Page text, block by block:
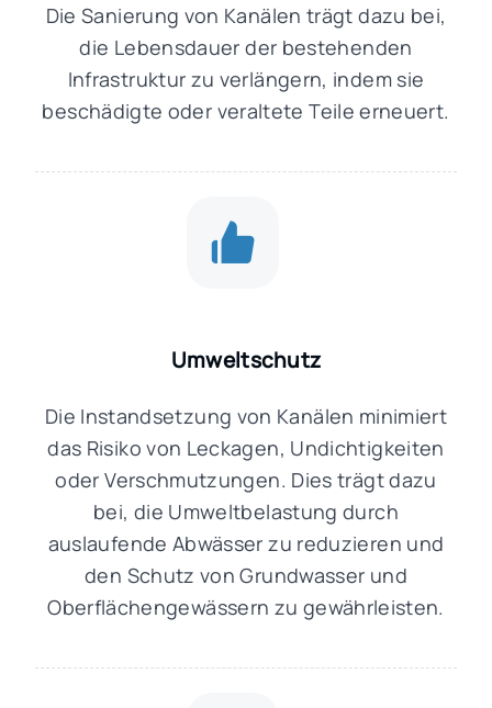
Die Sanierung von Kanälen trägt dazu bei,
die Lebensdauer der bestehenden
Infrastruktur zu verlängern, indem sie
beschädigte oder veraltete Teile erneuert.
Umweltschutz
Die Instandsetzung von Kanälen minimiert
das Risiko von Leckagen, Undichtigkeiten
oder Verschmutzungen. Dies trägt dazu
bei, die Umweltbelastung durch
auslaufende Abwässer zu reduzieren und
den Schutz von Grundwasser und
Oberflächengewässern zu gewährleisten.